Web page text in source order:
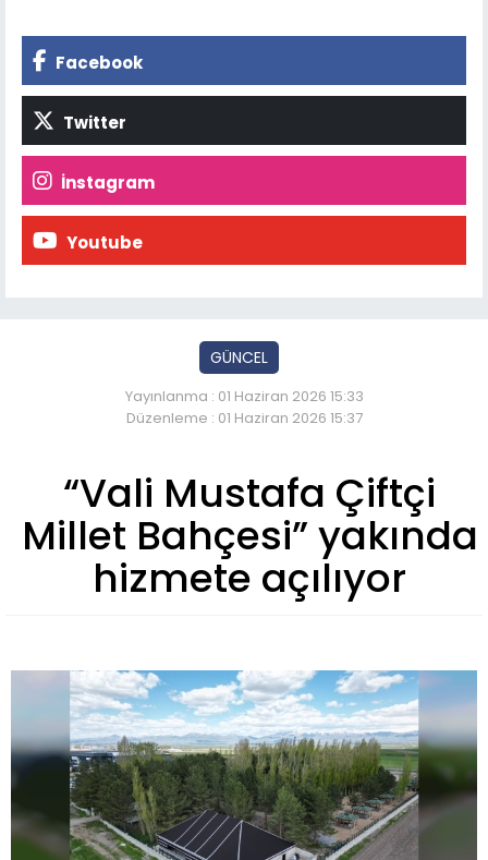
Facebook
Twitter
İnstagram
Youtube
GÜNCEL
Yayınlanma : 01 Haziran 2026 15:33
Düzenleme : 01 Haziran 2026 15:37
“Vali Mustafa Çiftçi
Millet Bahçesi” yakında
hizmete açılıyor